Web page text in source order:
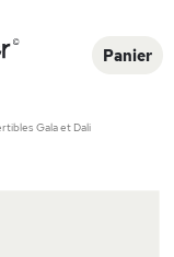
Panier
Gala et Dali